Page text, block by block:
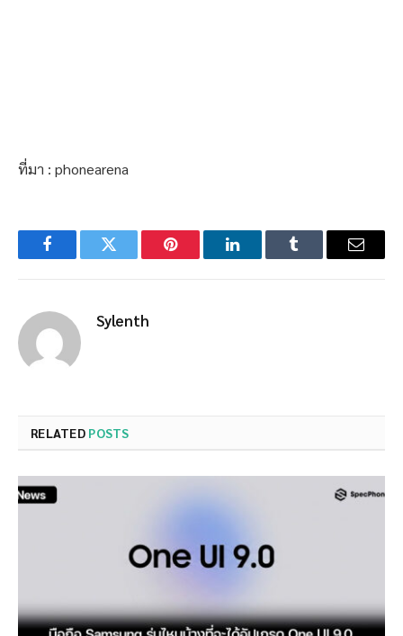
ที่มา : phonearena
FacebookTwitter Pinterest LinkedInTumblr Email
Sylenth
RELATED POSTS